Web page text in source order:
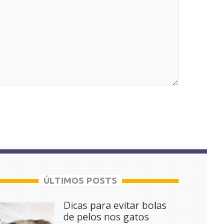
ÚLTIMOS POSTS
Dicas para evitar bolas
de pelos nos gatos